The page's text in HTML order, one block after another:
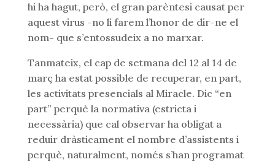
hi ha hagut, però, el gran parèntesi causat per
aquest virus -no li farem l’honor de dir-ne el
nom- que s’entossudeix a no marxar.
Tanmateix, el cap de setmana del 12 al 14 de
març ha estat possible de recuperar, en part,
les activitats presencials al Miracle. Dic “en
part” perquè la normativa (estricta i
necessària) que cal observar ha obligat a
reduir dràsticament el nombre d’assistents i
perquè, naturalment, només s’han programat